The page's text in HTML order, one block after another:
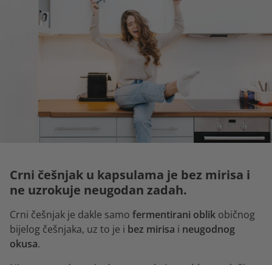
Crni češnjak u kapsulama je bez mirisa i
ne uzrokuje neugodan zadah.
Crni češnjak je dakle samo fermentirani oblik običnog
bijelog češnjaka, uz to je i bez mirisa i neugodnog
okusa.